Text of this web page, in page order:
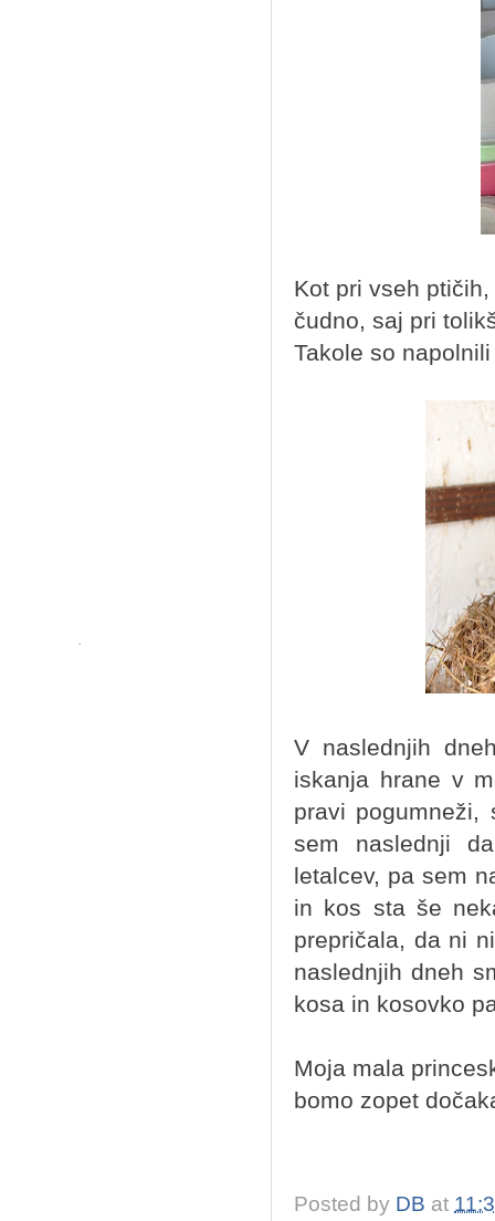
Kot pri vseh
čudno, saj pri
Takole so
V naslednjih
iskanja hrane v
pravi
sem naslednji
letalcev, pa sem
in kos sta še
prepričala, da ni
naslednjih dneh
kosa in kosovko
Moja mala
bomo zopet
Posted by DB at